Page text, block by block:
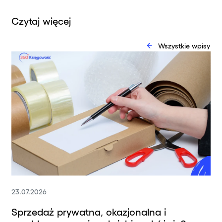
Czytaj więcej
Wszystkie wpisy
23.07.2026
Sprzedaż prywatna, okazjonalna i